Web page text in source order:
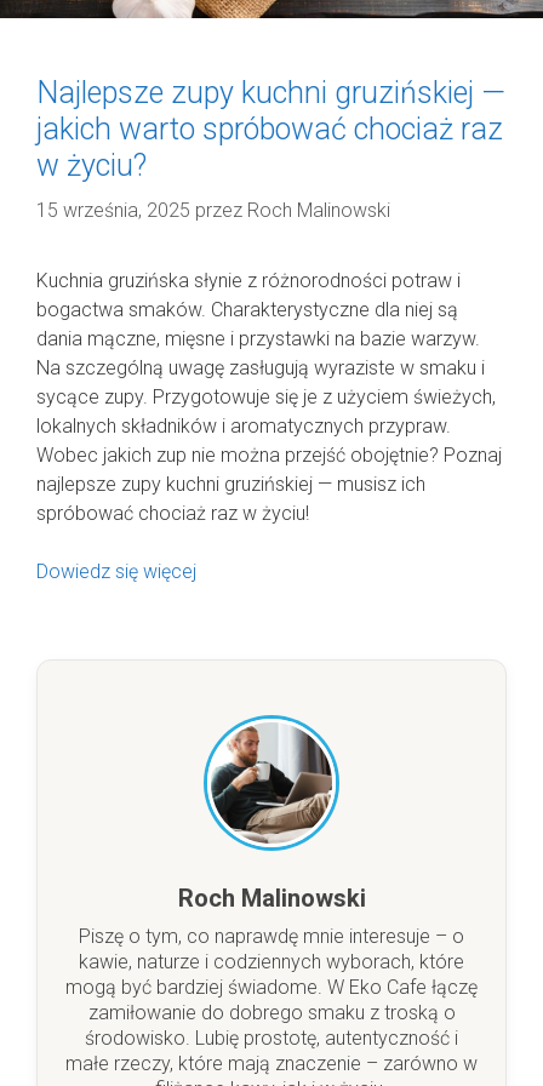
Najlepsze zupy kuchni gruzińskiej —
jakich warto spróbować chociaż raz
w życiu?
15 września, 2025 przez Roch Malinowski
Kuchnia gruzińska słynie z różnorodności potraw i
bogactwa smaków. Charakterystyczne dla niej są
dania mączne, mięsne i przystawki na bazie warzyw.
Na szczególną uwagę zasługują wyraziste w smaku i
sycące zupy. Przygotowuje się je z użyciem świeżych,
lokalnych składników i aromatycznych przypraw.
Wobec jakich zup nie można przejść obojętnie? Poznaj
najlepsze zupy kuchni gruzińskiej — musisz ich
spróbować chociaż raz w życiu!
Dowiedz się więcej
Roch Malinowski
Piszę o tym, co naprawdę mnie interesuje – o
kawie, naturze i codziennych wyborach, które
mogą być bardziej świadome. W Eko Cafe łączę
zamiłowanie do dobrego smaku z troską o
środowisko. Lubię prostotę, autentyczność i
małe rzeczy, które mają znaczenie – zarówno w